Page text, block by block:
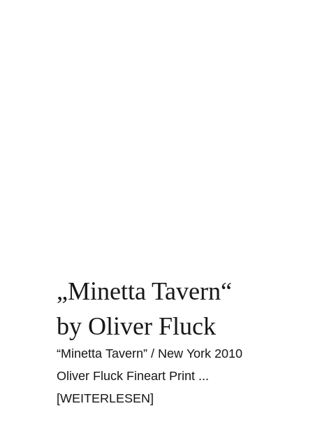
„Minetta Tavern“
by Oliver Fluck
“Minetta Tavern” / New York 2010
Oliver Fluck Fineart Print ...
[WEITERLESEN]